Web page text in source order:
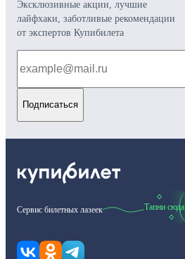
Эксклюзивные акции, лучшие
лайфхаки, заботливые рекомендации
от экспертов Купибилета
Подписаться
Сервис билетных лазеек Тапни сюда